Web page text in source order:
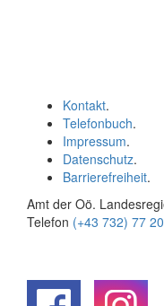
Kontakt.
Telefonbuch.
Impressum.
Datenschutz.
Barrierefreiheit.
Amt der Oö.
Telefon (+43 732) 77